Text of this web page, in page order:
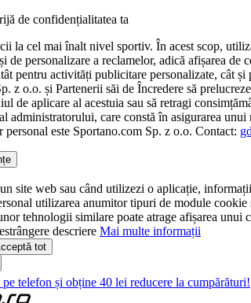
de confidențialitatea ta
la cel mai înalt nivel sportiv. În acest scop,
de personalizare a reclamelor, adică afișarea
pentru activități publicitare personalizate, cât
z o.o. și Partenerii săi de Încredere să
de aplicare al acestuia sau să retragi
administratorului, care constă în asigurarea
personal este Sportano.com Sp. z o.o. Contact:
site web sau când utilizezi o aplicație,
utilizarea anumitor tipuri de module
tehnologii similare poate atrage afișarea
descriere Mai multe informații
tot
telefon și obține 40 lei reducere la cumpărături!